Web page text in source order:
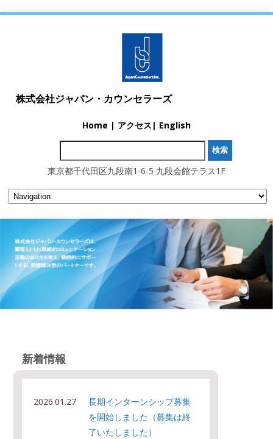
株式会社ジャパン・カウンセラーズ
Home | アクセス | English
東京都千代田区九段南1-6-5 九段会館テラス1F
新着情報
2026.01.27
長期インターンシップ募集
を開始しました（募集は終
了いたしました）